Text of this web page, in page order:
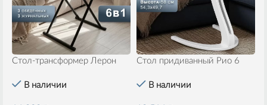
Стол-трансформер Лерон
В наличии
Стол придиванный Рио 6
В наличии